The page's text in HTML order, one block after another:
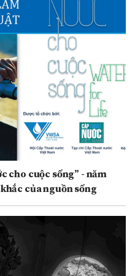
cho cuộc sống” - năm
của nguồn sống